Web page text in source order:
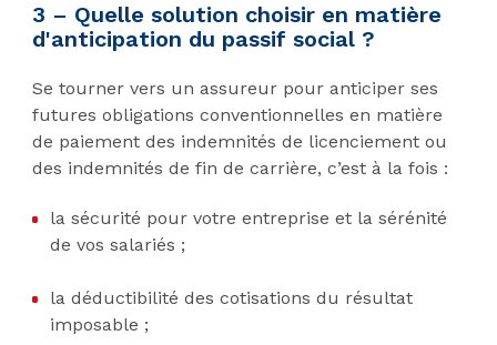
3 – Quelle solution choisir en matière
d'anticipation du passif social ?
Se tourner vers un assureur pour anticiper ses
futures obligations conventionnelles en matière
de paiement des indemnités de licenciement ou
des indemnités de fin de carrière, c’est à la fois :
la sécurité pour votre entreprise et la sérénité
de vos salariés ;
la déductibilité des cotisations du résultat
imposable ;